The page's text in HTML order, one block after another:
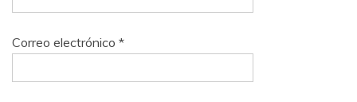
Correo electrónico *